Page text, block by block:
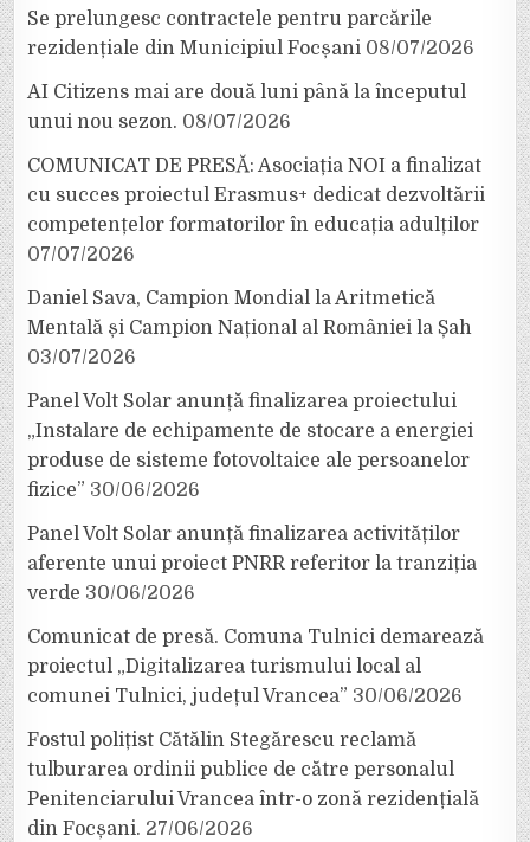
Se prelungesc contractele pentru parcările
rezidențiale din Municipiul Focșani 08/07/2026
AI Citizens mai are două luni până la începutul
unui nou sezon. 08/07/2026
COMUNICAT DE PRESĂ: Asociația NOI a finalizat
cu succes proiectul Erasmus+ dedicat dezvoltării
competențelor formatorilor în educația adulților
07/07/2026
Daniel Sava, Campion Mondial la Aritmetică
Mentală și Campion Național al României la Șah
03/07/2026
Panel Volt Solar anunță finalizarea proiectului
„Instalare de echipamente de stocare a energiei
produse de sisteme fotovoltaice ale persoanelor
fizice” 30/06/2026
Panel Volt Solar anunță finalizarea activităților
aferente unui proiect PNRR referitor la tranziția
verde 30/06/2026
Comunicat de presă. Comuna Tulnici demarează
proiectul „Digitalizarea turismului local al
comunei Tulnici, județul Vrancea” 30/06/2026
Fostul polițist Cătălin Stegărescu reclamă
tulburarea ordinii publice de către personalul
Penitenciarului Vrancea într-o zonă rezidențială
din Focșani. 27/06/2026